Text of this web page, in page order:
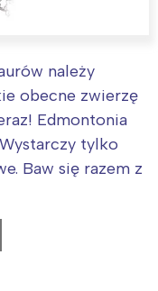
należy
obecne zwierzę
Edmontonia
tylko
Baw się razem z